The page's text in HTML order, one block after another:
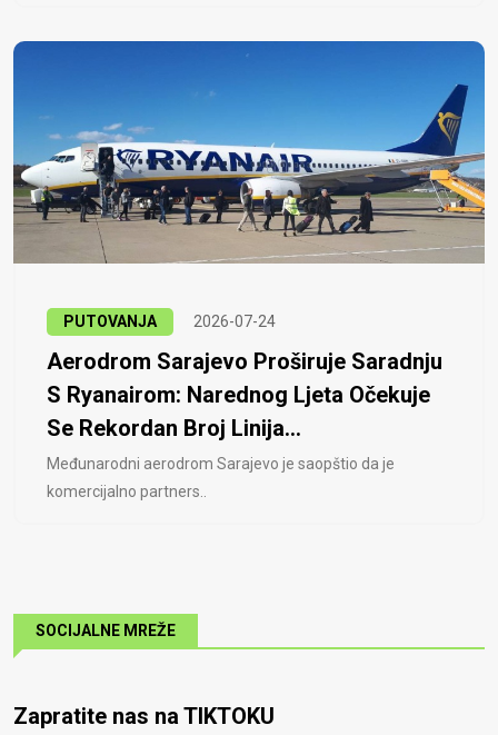
PUTOVANJA 2026-07-24
Aerodrom Sarajevo Proširuje Saradnju
S Ryanairom: Narednog Ljeta Očekuje
Se Rekordan Broj Linija...
Međunarodni aerodrom Sarajevo je saopštio da je
komercijalno partners..
SOCIJALNE MREŽE
Zapratite nas na TIKTOKU